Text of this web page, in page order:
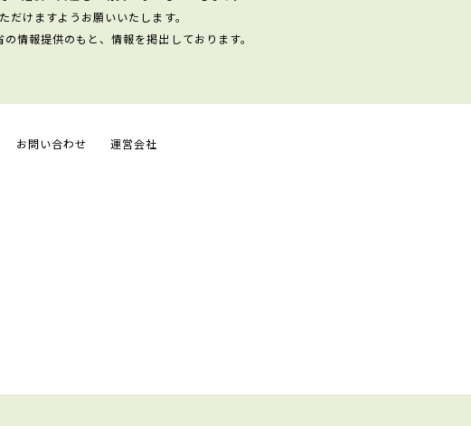
けますようお願いいたします。
情報提供のもと、情報を掲出しております。
お問い合わせ 運営会社